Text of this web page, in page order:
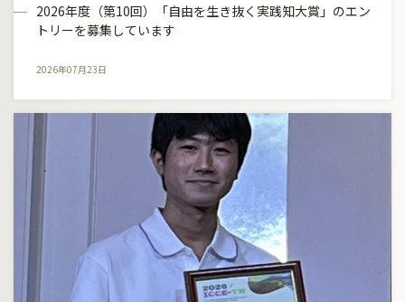
2026年度（第10回）「自由を生き抜く実践知大賞」のエン
トリーを募集しています
2026年07月23日